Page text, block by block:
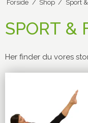
Forside / Shop / Sport
SPORT &
Her finder du vores